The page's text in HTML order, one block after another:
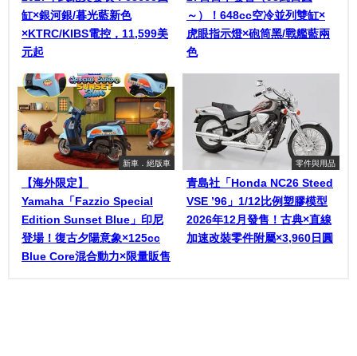
缸×銀河銀/暮光藍新色
×KTRC/KIBS電控，11,599美
元起
～）！648cc空冷並列雙缸×
虎眼指示燈×砲筒黑/戰艦藍兩
色
新車．絕版車
【海外限定】
Yamaha「Fazzio Special
Edition Sunset Blue」印尼
登場！復古夕陽意象×125cc
Blue Core混合動力×限量販售
零件與用品
青島社「Honda NC26 Steed
VSE ’96」1/12比例塑膠模型
2026年12月發售！古典×直線
加速改裝零件附屬×3,960日圓